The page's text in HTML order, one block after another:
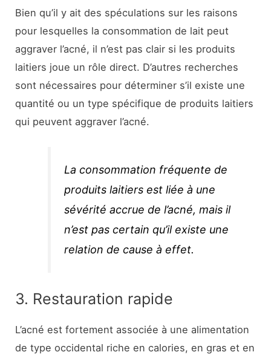
Bien qu’il y ait des spéculations sur les raisons
pour lesquelles la consommation de lait peut
aggraver l’acné, il n’est pas clair si les produits
laitiers joue un rôle direct. D’autres recherches
sont nécessaires pour déterminer s’il existe une
quantité ou un type spécifique de produits laitiers
qui peuvent aggraver l’acné.
La consommation fréquente de
produits laitiers est liée à une
sévérité accrue de l’acné, mais il
n’est pas certain qu’il existe une
relation de cause à effet.
3. Restauration rapide
L’acné est fortement associée à une alimentation
de type occidental riche en calories, en gras et en